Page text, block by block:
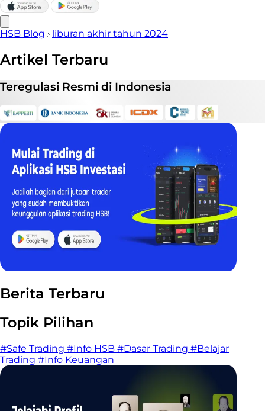
HSB Blog liburan akhir tahun 2024
Artikel Terbaru
Teregulasi Resmi di Indonesia
Berita Terbaru
Topik Pilihan
#Safe Trading #Info HSB #Dasar Trading #Belajar
Trading #Info Keuangan